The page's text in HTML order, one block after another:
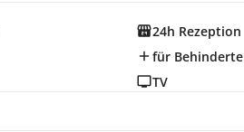
24h Rezeption
für Behinderte
TV